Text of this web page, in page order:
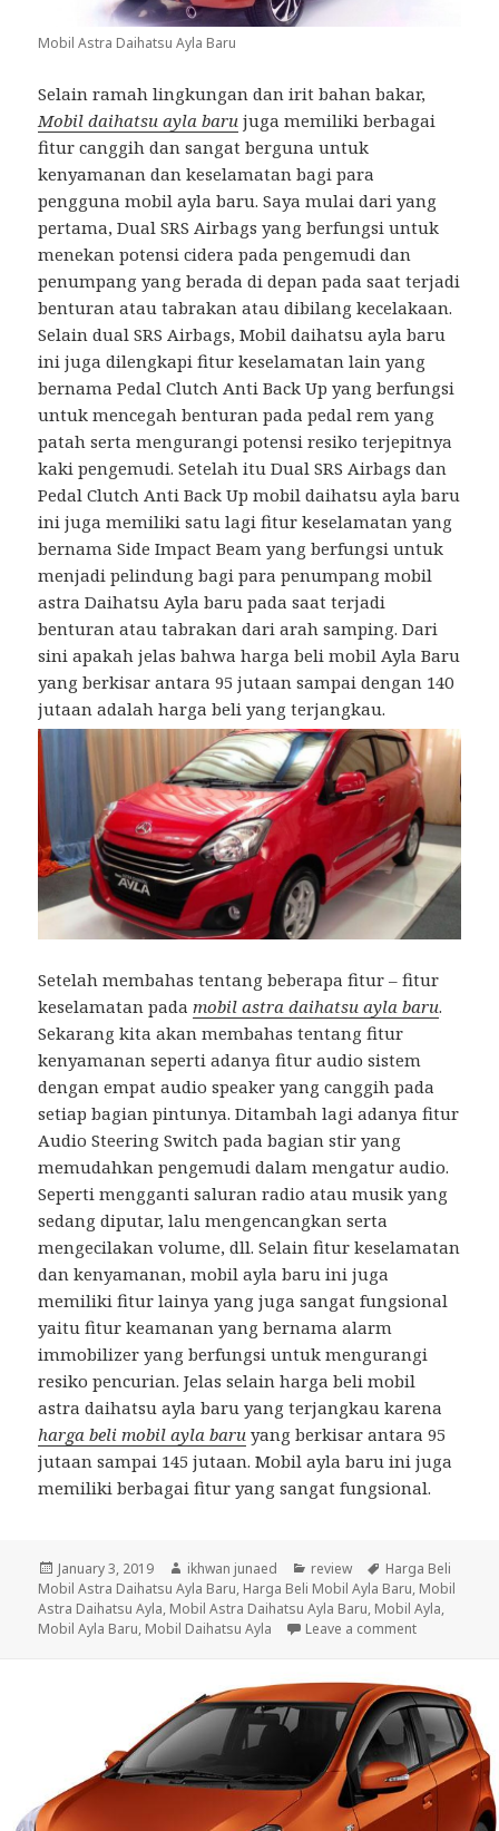
Mobil Astra Daihatsu Ayla Baru
Selain ramah lingkungan dan irit bahan bakar,
Mobil daihatsu ayla baru juga memiliki berbagai
fitur canggih dan sangat berguna untuk
kenyamanan dan keselamatan bagi para
pengguna mobil ayla baru. Saya mulai dari yang
pertama, Dual SRS Airbags yang berfungsi untuk
menekan potensi cidera pada pengemudi dan
penumpang yang berada di depan pada saat terjadi
benturan atau tabrakan atau dibilang kecelakaan.
Selain dual SRS Airbags, Mobil daihatsu ayla baru
ini juga dilengkapi fitur keselamatan lain yang
bernama Pedal Clutch Anti Back Up yang berfungsi
untuk mencegah benturan pada pedal rem yang
patah serta mengurangi potensi resiko terjepitnya
kaki pengemudi. Setelah itu Dual SRS Airbags dan
Pedal Clutch Anti Back Up mobil daihatsu ayla baru
ini juga memiliki satu lagi fitur keselamatan yang
bernama Side Impact Beam yang berfungsi untuk
menjadi pelindung bagi para penumpang mobil
astra Daihatsu Ayla baru pada saat terjadi
benturan atau tabrakan dari arah samping. Dari
sini apakah jelas bahwa harga beli mobil Ayla Baru
yang berkisar antara 95 jutaan sampai dengan 140
jutaan adalah harga beli yang terjangkau.
Setelah membahas tentang beberapa fitur – fitur
keselamatan padamobil astra daihatsu ayla baru.
Sekarang kita akan membahas tentang fitur
kenyamanan seperti adanya fitur audio sistem
dengan empat audio speaker yang canggih pada
setiap bagian pintunya. Ditambah lagi adanya fitur
Audio Steering Switch pada bagian stir yang
memudahkan pengemudi dalam mengatur audio.
Seperti mengganti saluran radio atau musik yang
sedang diputar, lalu mengencangkan serta
mengecilakan volume, dll. Selain fitur keselamatan
dan kenyamanan, mobil ayla baru ini juga
memiliki fitur lainya yang juga sangat fungsional
yaitu fitur keamanan yang bernama alarm
immobilizer yang berfungsi untuk mengurangi
resiko pencurian. Jelas selain harga beli mobil
astra daihatsu ayla baru yang terjangkau karena
harga beli mobil ayla baru yang berkisar antara 95
jutaan sampai 145 jutaan. Mobil ayla baru ini juga
memiliki berbagai fitur yang sangat fungsional.
Posted
on
January 3, 2019 Author
ikhwan junaed Categories
review Tags
Harga Beli
Mobil Astra Daihatsu Ayla Baru, Harga Beli Mobil Ayla Baru, Mobil
Astra Daihatsu Ayla, Mobil Astra Daihatsu Ayla Baru, Mobil Ayla,
Mobil Ayla Baru, Mobil Daihatsu Ayla Leave a comment